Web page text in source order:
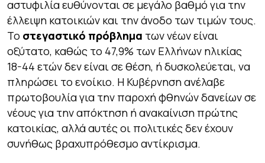
αστυφιλία ευθύνονται σε μεγάλο βαθμό για την
έλλειψη κατοικιών και την άνοδο των τιμών τους.
Το στεγαστικό πρόβλημα των νέων είναι
οξύτατο, καθώς το 47,9% των Ελλήνων ηλικίας
18-44 ετών δεν είναι σε θέση, ή δυσκολεύεται, να
πληρώσει το ενοίκιο. Η Κυβέρνηση ανέλαβε
πρωτοβουλία για την παροχή φθηνών δανείων σε
νέους για την απόκτηση ή ανακαίνιση πρώτης
κατοικίας, αλλά αυτές οι πολιτικές δεν έχουν
συνήθως βραχυπρόθεσμο αντίκρισμα.